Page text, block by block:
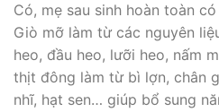
Có, mẹ sau sinh hoàn toàn
Giò mỡ làm từ các nguyên
heo, đầu heo, lưỡi heo, nấm
thịt đông làm từ bì lợn, chân
nhĩ, hạt sen… giúp bổ sung